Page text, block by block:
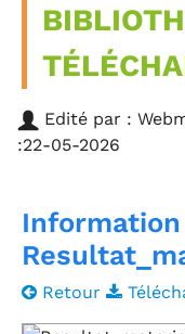
Edité par :
:22-05-2026
Retour